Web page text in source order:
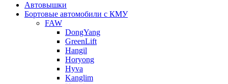
Автовышки
Бортовые автомобили с КМУ
FAW
DongYang
GreenLift
Hangil
Horyong
Hyva
Kanglim